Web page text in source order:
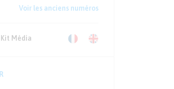
Voir les anciens numéros
Média